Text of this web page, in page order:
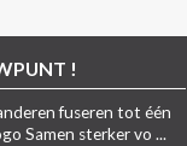
!
fuseren tot één
Samen sterker vo ...